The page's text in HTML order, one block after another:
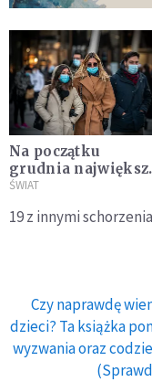
Na początku
grudnia
wzrost zakażeń
ŚWIAT
19 z innymi
Czy naprawdę
dzieci? Ta książka
wyzwania oraz